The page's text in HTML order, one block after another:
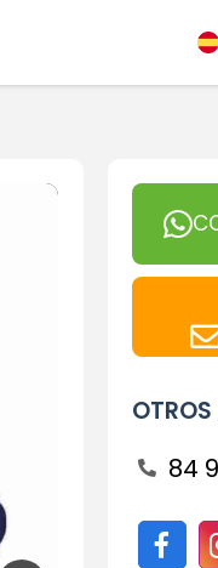
84